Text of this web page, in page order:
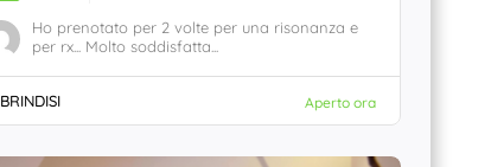
Ho prenotato per 2 volte per una risonanza e
per rx... Molto soddisfatta...
BRINDISI Aperto ora